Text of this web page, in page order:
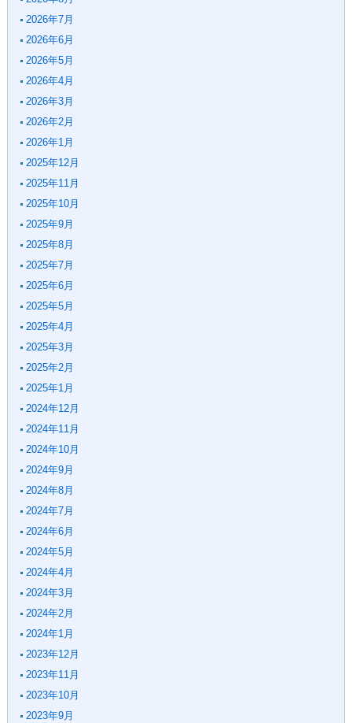
2026年7月
2026年6月
2026年5月
2026年4月
2026年3月
2026年2月
2026年1月
2025年12月
2025年11月
2025年10月
2025年9月
2025年8月
2025年7月
2025年6月
2025年5月
2025年4月
2025年3月
2025年2月
2025年1月
2024年12月
2024年11月
2024年10月
2024年9月
2024年8月
2024年7月
2024年6月
2024年5月
2024年4月
2024年3月
2024年2月
2024年1月
2023年12月
2023年11月
2023年10月
2023年9月